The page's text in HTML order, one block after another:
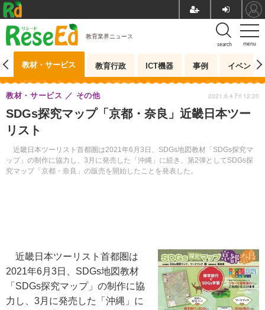
menu
search
教育業界ニュース
教材・サービス 教育行政 ICT機器 事例 イベント
SDGs探究マップ「京都・奈良」近畿日本ツー
リスト
近畿日本ツーリスト首都圏は2021年6月3日、SDGs地図教材「SDGs探究マ
ップ」の制作に協力し、3月に発売した「沖縄」に続き、第2弾としてSDGs探
究マップ「京都・奈良」の販売を開始したことを発表した。
教材・サービス その他 2021.6.4 Fri 12:20
近畿日本ツーリスト首都圏は
2021年6月3日、SDGs地図教材
「SDGs探究マップ」の制作に協
力し、3月に発売した「沖縄」に